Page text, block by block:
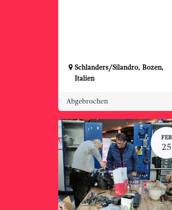
Schlanders/Silandro,Bozen,
Italien
Abgebrochen
FEB
25